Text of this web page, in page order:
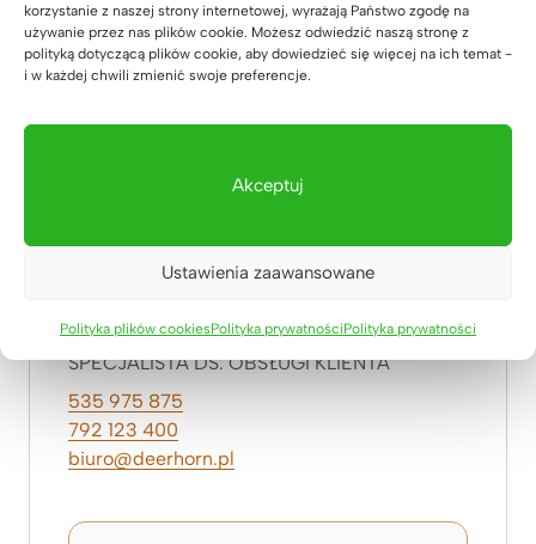
korzystanie z naszej strony internetowej, wyrażają Państwo zgodę na
używanie przez nas plików cookie. Możesz odwiedzić naszą stronę z
polityką dotyczącą plików cookie, aby dowiedzieć się więcej na ich temat -
i w każdej chwili zmienić swoje preferencje.
Akceptuj
Ustawienia zaawansowane
Polityka plików cookiesPolityka prywatnościPolityka prywatności
Klaudia Kulasza
SPECJALISTA DS. OBSŁUGI KLIENTA
535 975 875
792 123 400
biuro@deerhorn.pl